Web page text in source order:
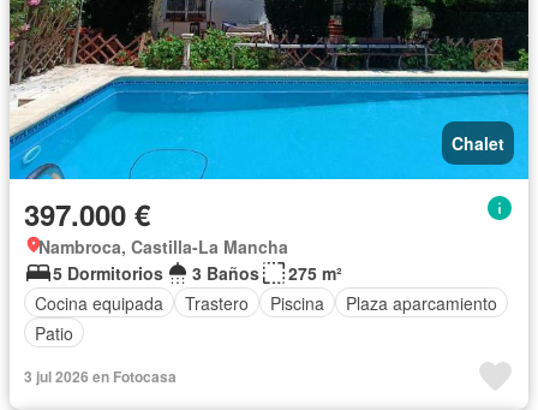
Chalet
397.000 €
Nambroca, Castilla-La Mancha
5 Dormitorios
3 Baños
275 m²
Cocina equipada
Trastero Piscina
Plaza aparcamiento
Patio
3 jul 2026 en Fotocasa